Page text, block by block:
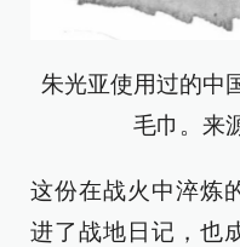
朱光亚使用过的中
毛巾。来
这份在战火中淬炼
进了战地日记，也